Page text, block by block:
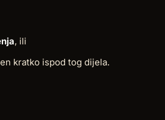
, ili
kratko ispod tog dijela.